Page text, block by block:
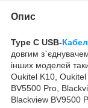
Опис
Type C USB-
довгим
інших моделей
Oukitel K10, Oukitel
BV5500 Pro,
Blackview BV9500